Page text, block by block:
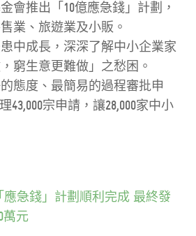
會推出「10億應急錢」計劃，
業、旅遊業及小販。
中成長，深深了解中小企業家
窮生意更難做」之愁困。
態度、最簡易的過程審批申
43,000宗申請，讓28,000家中小
急錢」計劃順利完成 最終發
萬元